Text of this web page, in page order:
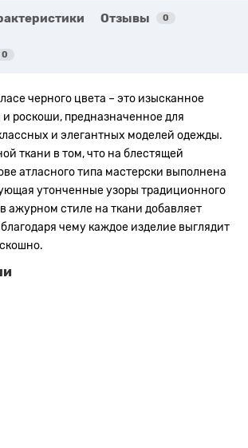
Отзывы 0
0
черного цвета – это изысканное
и роскоши, предназначенное для
и элегантных моделей одежды.
ткани в том, что на блестящей
атласного типа мастерски выполнена
утонченные узоры традиционного
ажурном стиле на ткани добавляет
чему каждое изделие выглядит